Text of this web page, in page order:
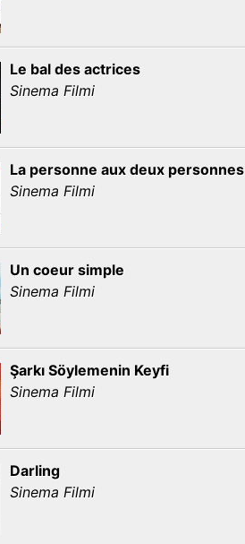
Le bal des actrices
Sinema Filmi
La personne aux deux personnes
Sinema Filmi
Un coeur simple
Sinema Filmi
Şarkı Söylemenin Keyfi
Sinema Filmi
Darling
Sinema Filmi